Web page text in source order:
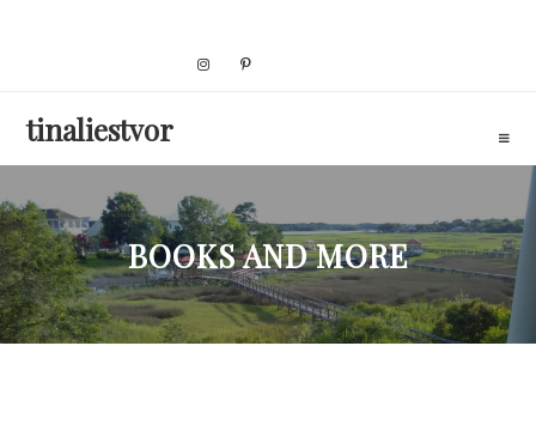
tinaliestvor
BOOKS AND MORE